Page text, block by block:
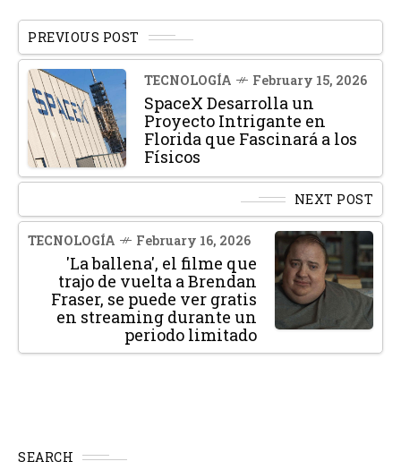
PREVIOUS POST
TECNOLOGÍA February 15, 2026
SpaceX Desarrolla un
Proyecto Intrigante en
Florida que Fascinará a los
Físicos
NEXT POST
TECNOLOGÍA February 16, 2026
'La ballena', el filme que
trajo de vuelta a Brendan
Fraser, se puede ver gratis
en streaming durante un
periodo limitado
SEARCH